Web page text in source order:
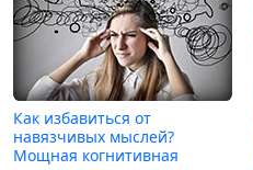
Как избавиться от
навязчивых мыслей?
Мощная когнитивная